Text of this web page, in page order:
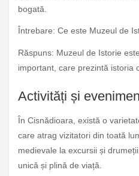
bogată.
Întrebare: Ce este Muzeul de
Răspuns: Muzeul de Istorie
important, care prezintă istoria
Activități și
În Cisnădioara, există o
care atrag vizitatori din toată
medievale la excursii și
unică și plină de viață.